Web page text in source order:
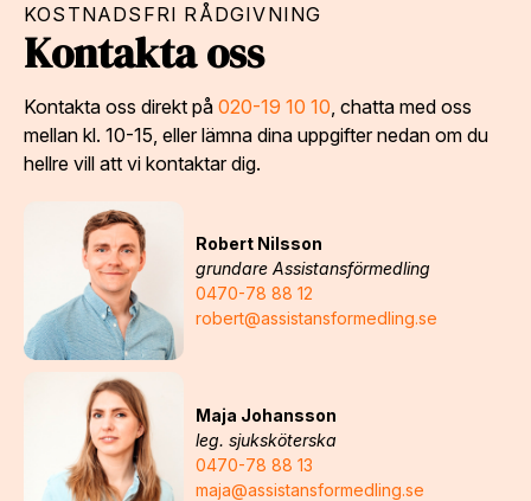
KOSTNADSFRI RÅDGIVNING
Kontakta oss
Kontakta oss direkt på 020-19 10 10 , chatta med oss
mellan kl. 10-15, eller lämna dina uppgifter nedan om du
hellre vill att vi kontaktar dig.
Robert Nilsson
grundare Assistansförmedling
0470-78 88 12
robert@assistansformedling.se
Maja Johansson
leg. sjuksköterska
0470-78 88 13
maja@assistansformedling.se